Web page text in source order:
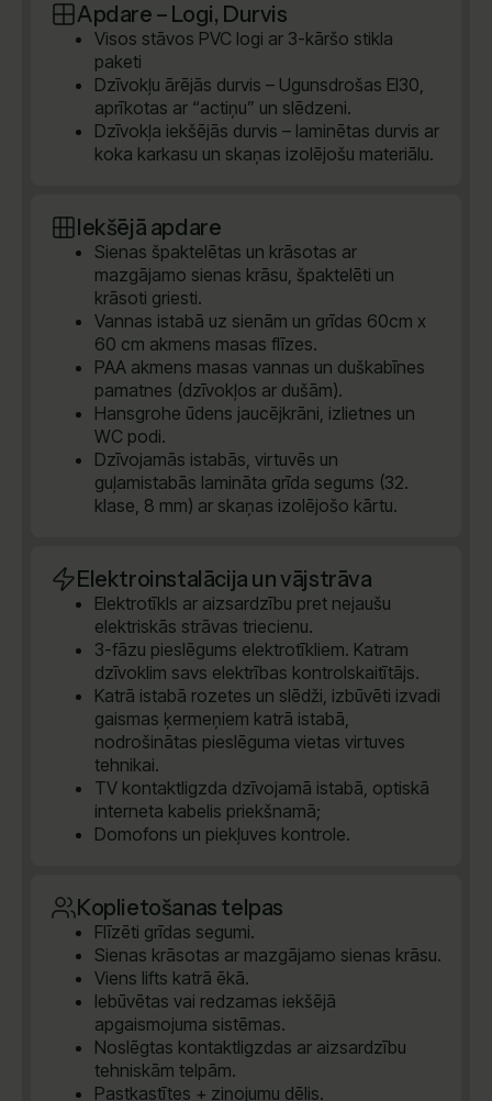
Apdare – Logi, Durvis
Visos stāvos PVC logi ar 3-kāršo stikla
paketi
Dzīvokļu ārējās durvis – Ugunsdrošas EI30,
aprīkotas ar “actiņu” un slēdzeni.
Dzīvokļa iekšējās durvis – laminētas durvis ar
koka karkasu un skaņas izolējošu materiālu.
Iekšējā apdare
Sienas špaktelētas un krāsotas ar
mazgājamo sienas krāsu, špaktelēti un
krāsoti griesti.
Vannas istabā uz sienām un grīdas 60cm x
60 cm akmens masas flīzes.
PAA akmens masas vannas un duškabīnes
pamatnes (dzīvokļos ar dušām).
Hansgrohe ūdens jaucējkrāni, izlietnes un
WC podi.
Dzīvojamās istabās, virtuvēs un
guļamistabās lamināta grīda segums (32.
klase, 8 mm) ar skaņas izolējošo kārtu.
Elektroinstalācija un vājstrāva
Elektrotīkls ar aizsardzību pret nejaušu
elektriskās strāvas triecienu.
3-fāzu pieslēgums elektrotīkliem. Katram
dzīvoklim savs elektrības kontrolskaitītājs.
Katrā istabā rozetes un slēdži, izbūvēti izvadi
gaismas ķermeņiem katrā istabā,
nodrošinātas pieslēguma vietas virtuves
tehnikai.
TV kontaktligzda dzīvojamā istabā, optiskā
interneta kabelis priekšnamā;
Domofons un piekļuves kontrole.
Koplietošanas telpas
Flīzēti grīdas segumi.
Sienas krāsotas ar mazgājamo sienas krāsu.
Viens lifts katrā ēkā.
Iebūvētas vai redzamas iekšējā
apgaismojuma sistēmas.
Noslēgtas kontaktligzdas ar aizsardzību
tehniskām telpām.
Pastkastītes + ziņojumu dēlis.